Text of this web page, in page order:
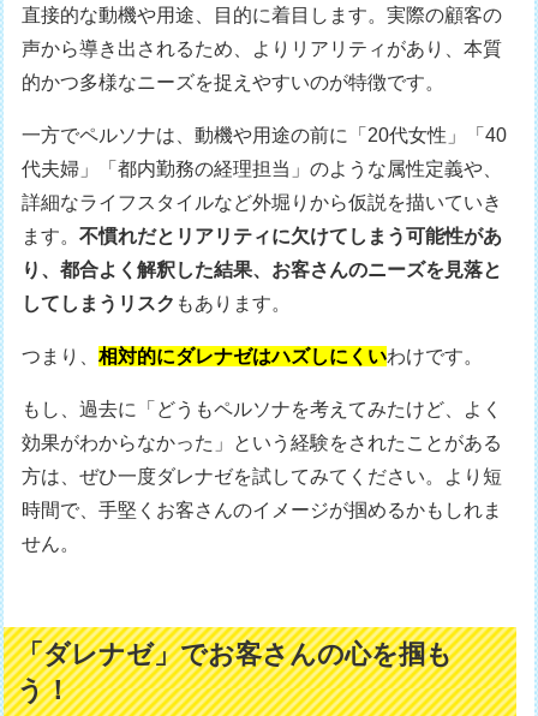
直接的な動機や用途、目的に着目します。実際の顧客の
声から導き出されるため、よりリアリティがあり、本質
的かつ多様なニーズを捉えやすいのが特徴です。
一方でペルソナは、動機や用途の前に「20代女性」「40
代夫婦」「都内勤務の経理担当」のような属性定義や、
詳細なライフスタイルなど外堀りから仮説を描いていき
ます。不慣れだとリアリティに欠けてしまう可能性があ
り、都合よく解釈した結果、お客さんのニーズを見落と
してしまうリスク もあります。
つまり、相対的にダレナゼはハズしにくいわけです。
もし、過去に「どうもペルソナを考えてみたけど、よく
効果がわからなかった」という経験をされたことがある
方は、ぜひ一度ダレナゼを試してみてください。より短
時間で、手堅くお客さんのイメージが掴めるかもしれま
せん。
「ダレナゼ」でお客さんの心を掴も
う！